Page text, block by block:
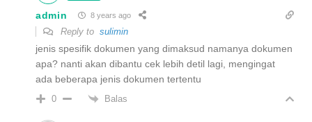
admin 8 years ago
Reply to sulimin
jenis spesifik dokumen yang dimaksud namanya dokumen
apa? nanti akan dibantu cek lebih detil lagi, mengingat
ada beberapa jenis dokumen tertentu
0 Balas